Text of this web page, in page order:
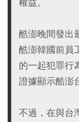
權益。
酷澎晚間發出
酷澎韓國前員
的一起犯罪行
證據顯示酷澎
不過，在與台